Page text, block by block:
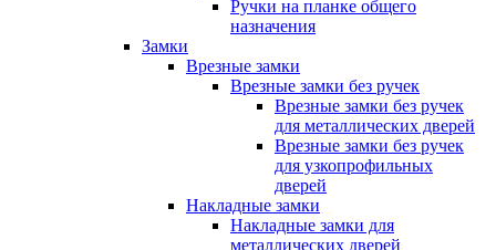
Ручки на планке общего
назначения
Замки
Врезные замки
Врезные замки без ручек
Врезные замки без ручек
для металлических дверей
Врезные замки без ручек
для узкопрофильных
дверей
Накладные замки
Накладные замки для
металлических дверей